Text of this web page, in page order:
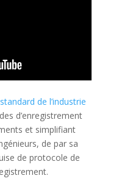
de l’industrie
d’enregistrement
et simplifiant
de par sa
de protocole de